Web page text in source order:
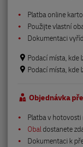
Platba online
Použijte vlastní
Dokumentaci
Podací místa, kde
Podací místa, kde
Objednávka
Platba v
Obaldostanete
Dokumentaci k